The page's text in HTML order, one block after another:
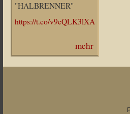
"HALBRENNER"
https://t.co/v9cQLK3lXA
mehr